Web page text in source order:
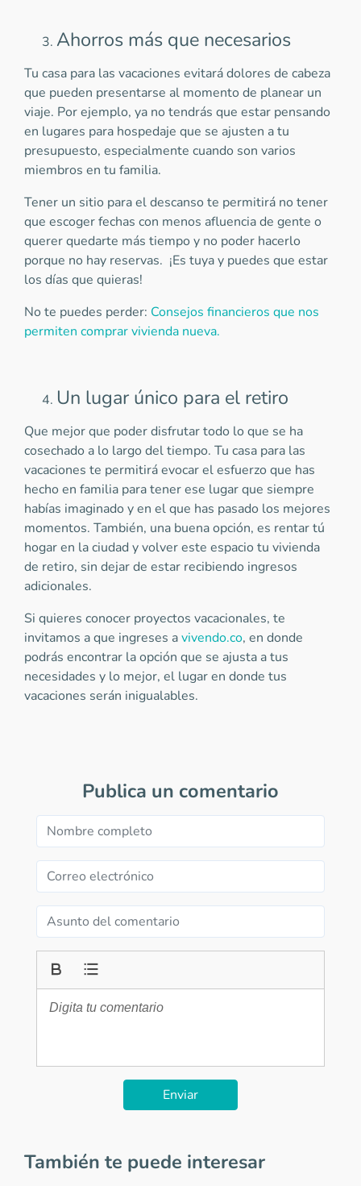
Ahorros más que necesarios
Tu casa para las vacaciones evitará dolores de cabeza
que pueden presentarse al momento de planear un
viaje. Por ejemplo, ya no tendrás que estar pensando
en lugares para hospedaje que se ajusten a tu
presupuesto, especialmente cuando son varios
miembros en tu familia.
Tener un sitio para el descanso te permitirá no tener
que escoger fechas con menos afluencia de gente o
querer quedarte más tiempo y no poder hacerlo
porque no hay reservas. ¡Es tuya y puedes que estar
los días que quieras!
No te puedes perder: Consejos financieros que nos
permiten comprar vivienda nueva.
Un lugar único para el retiro
Que mejor que poder disfrutar todo lo que se ha
cosechado a lo largo del tiempo. Tu casa para las
vacaciones te permitirá evocar el esfuerzo que has
hecho en familia para tener ese lugar que siempre
habías imaginado y en el que has pasado los mejores
momentos. También, una buena opción, es rentar tú
hogar en la ciudad y volver este espacio tu vivienda
de retiro, sin dejar de estar recibiendo ingresos
adicionales.
Si quieres conocer proyectos vacacionales, te
invitamos a que ingreses avivendo.co, en donde
podrás encontrar la opción que se ajusta a tus
necesidades y lo mejor, el lugar en donde tus
vacaciones serán inigualables.
Publica un comentario
Enviar
También te puede interesar